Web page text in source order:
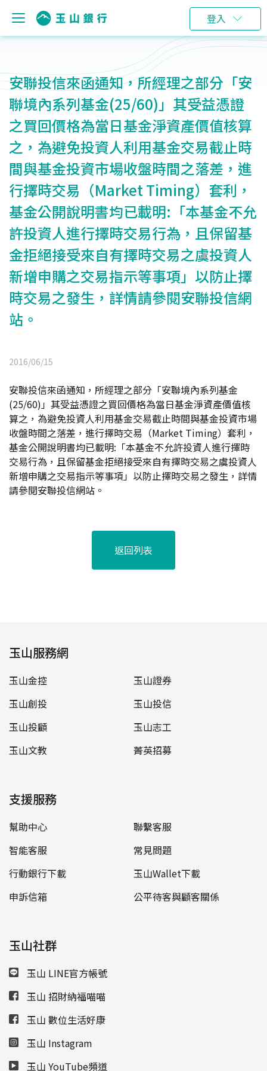
登入
安聯投信來函通知，所經理之部分「安
聯境內系列基金(25/60)」其受益憑證
之買回價格為當日基金淨資產價值核算
之，為避免投資人利用基金交易截止時
間與基金投資市場收盤時間之落差，進
行擇時交易（Market Timing）套利，
基金公開說明書均已載明:「本基金不允
許投資人進行擇時交易行為，且保留基
金拒絕接受來自有擇時交易之虞投資人
新增申購之交易指示等事項」以防止擇
時交易之發生，詳情請參閱安聯投信網
站。
2016/06/15
安聯投信來函通知，所經理之部分「安聯境內系列基金
(25/60)」其受益憑證之買回價格為當日基金淨資產價值核
算之，為避免投資人利用基金交易截止時間與基金投資市場
收盤時間之落差，進行擇時交易（Market Timing）套利，
基金公開說明書均已載明:「本基金不允許投資人進行擇時
交易行為，且保留基金拒絕接受來自有擇時交易之虞投資人
新增申購之交易指示等事項」以防止擇時交易之發生，詳情
請參閱安聯投信網站。
返回列表
玉山服務網
玉山金控
玉山證券
玉山創投
玉山投信
玉山投顧
玉山志工
玉山文教
菁英招募
支援服務
幫助中心
聯繫客服
智能客服
常見問題
行動銀行下載
玉山Wallet下載
申訴信箱
公平待客與顧客關係
玉山社群
玉山 LINE官方帳號
玉山 招財納福喵喵
玉山 數位生活好康
玉山 Instagram
玉山 YouTube頻道